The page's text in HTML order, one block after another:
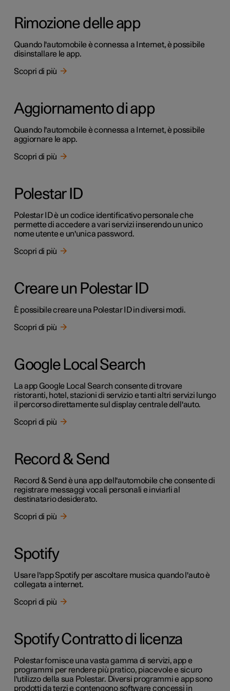
Rimozione delle app
Quando l'automobile è connessa a Internet, è possibile
disinstallare le app.
Scopri di più
Aggiornamento di app
Quando l'automobile è connessa a Internet, è possibile
aggiornare le app.
Scopri di più
Polestar ID
Polestar ID è un codice identificativo personale che
permette di accedere a vari servizi inserendo un unico
nome utente e un'unica password.
Scopri di più
Creare un Polestar ID
È possibile creare una Polestar ID in diversi modi.
Scopri di più
Google Local Search
La app Google Local Search consente di trovare
ristoranti, hotel, stazioni di servizio e tanti altri servizi lungo
il percorso direttamente sul display centrale dell'auto.
Scopri di più
Record & Send
Record & Send è una app dell'automobile che consente di
registrare messaggi vocali personali e inviarli al
destinatario desiderato.
Scopri di più
Spotify
Usare l'app Spotify per ascoltare musica quando l'auto è
collegata a internet.
Scopri di più
Spotify Contratto di licenza
Polestar fornisce una vasta gamma di servizi, app e
programmi per rendere più pratico, piacevole e sicuro
l'utilizzo della sua Polestar. Diversi programmi e app sono
prodotti da terzi e contengono software concessi in